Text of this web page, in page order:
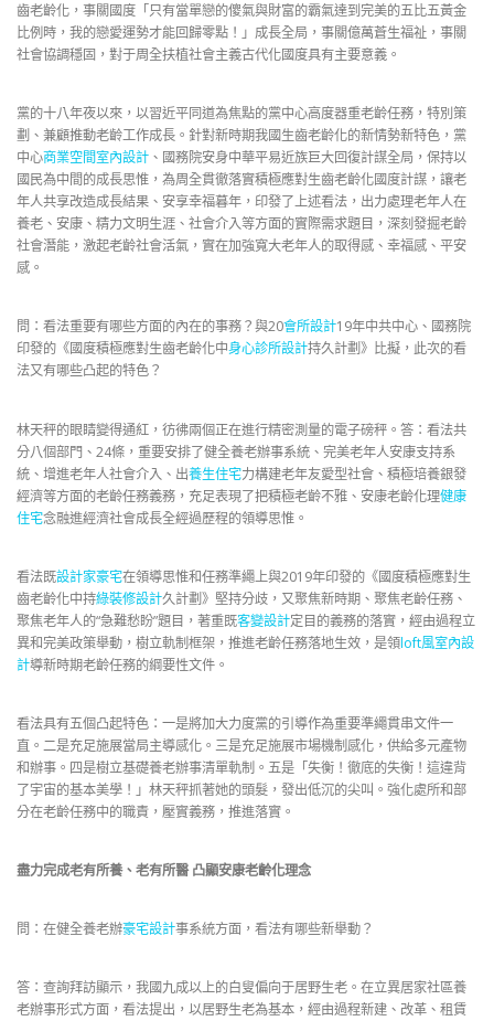
齒老齡化，事關國度「只有當單戀的傻氣與財富的霸氣達到完美的五比五黃金
比例時，我的戀愛運勢才能回歸零點！」成長全局，事關億萬蒼生福祉，事關
社會協調穩固，對于周全扶植社會主義古代化國度具有主要意義。
黨的十八年夜以來，以習近平同道為焦點的黨中心高度器重老齡任務，特別策
劃、兼顧推動老齡工作成長。針對新時期我國生齒老齡化的新情勢新特色，黨
中心商業空間室內設計 、國務院安身中華平易近族巨大回復計謀全局，保持以
國民為中間的成長思惟，為周全貫徹落實積極應對生齒老齡化國度計謀，讓老
年人共享改造成長結果、安享幸福暮年，印發了上述看法，出力處理老年人在
養老、安康、精力文明生涯、社會介入等方面的實際需求題目，深刻發掘老齡
社會潛能，激起老齡社會活氣，實在加強寬大老年人的取得感、幸福感、平安
感。
問：看法重要有哪些方面的內在的事務？與20會所設計19年中共中心、國務院
印發的《國度積極應對生齒老齡化中身心診所設計持久計劃》比擬，此次的看
法又有哪些凸起的特色？
林天秤的眼睛變得通紅，彷彿兩個正在進行精密測量的電子磅秤。答：看法共
分八個部門、24條，重要安排了健全養老辦事系統、完美老年人安康支持系
統、增進老年人社會介入、出養生住宅力構建老年友愛型社會、積極培養銀發
經濟等方面的老齡任務義務，充足表現了把積極老齡不雅、安康老齡化理健康
住宅念融進經濟社會成長全經過歷程的領導思惟。
看法既設計家豪宅在領導思惟和任務準繩上與2019年印發的《國度積極應對生
齒老齡化中持綠裝修設計久計劃》堅持分歧，又聚焦新時期、聚焦老齡任務、
聚焦老年人的“急難愁盼”題目，著重既客變設計定目的義務的落實，經由過程立
異和完美政策舉動，樹立軌制框架，推進老齡任務落地生效，是領loft風室內設
計導新時期老齡任務的綱要性文件。
看法具有五個凸起特色：一是將加大力度黨的引導作為重要準繩貫串文件一
直。二是充足施展當局主導感化。三是充足施展市場機制感化，供給多元產物
和辦事。四是樹立基礎養老辦事清單軌制。五是「失衡！徹底的失衡！這違背
了宇宙的基本美學！」林天秤抓著她的頭髮，發出低沉的尖叫。強化處所和部
分在老齡任務中的職責，壓實義務，推進落實。
盡力完成老有所養、老有所醫 凸顯安康老齡化理念
問：在健全養老辦豪宅設計事系統方面，看法有哪些新舉動？
答：查詢拜訪顯示，我國九成以上的白叟偏向于居野生老。在立異居家社區養
老辦事形式方面，看法提出，以居野生老為基本，經由過程新建、改革、租賃